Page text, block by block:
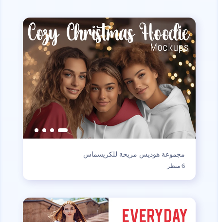
مجموعة هوديس مريحة للكريسماس
6 منظر